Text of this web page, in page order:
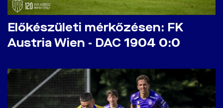
Előkészületi mérkőzésen: FK
Austria Wien - DAC 1904 0:0